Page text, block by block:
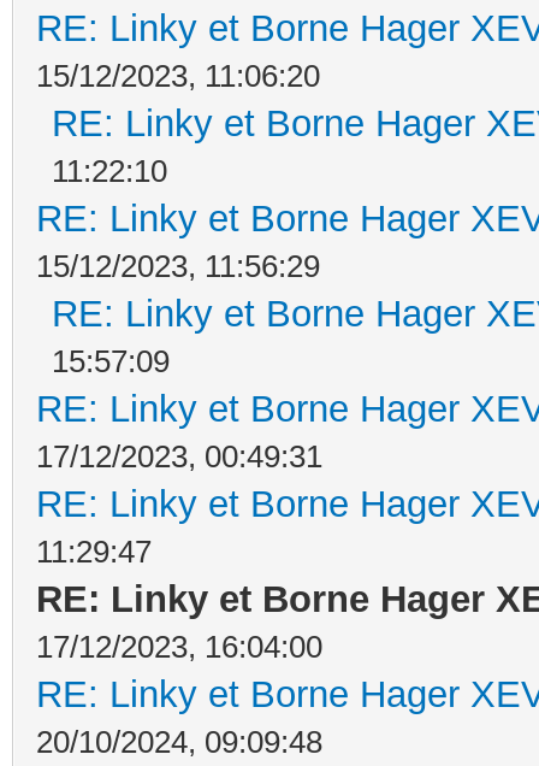
RE: Linky et Borne Hager
15/12/2023, 11:06:20
RE: Linky et Borne Hager
11:22:10
RE: Linky et Borne Hager
15/12/2023, 11:56:29
RE: Linky et Borne Hager
15:57:09
RE: Linky et Borne Hager
17/12/2023, 00:49:31
RE: Linky et Borne Hager
11:29:47
RE: Linky et Borne Hager
17/12/2023, 16:04:00
RE: Linky et Borne Hager
20/10/2024, 09:09:48